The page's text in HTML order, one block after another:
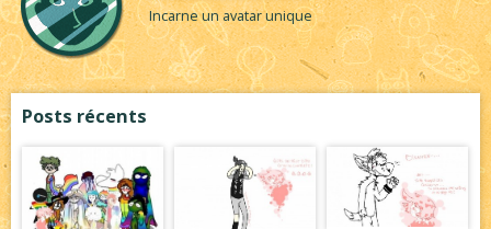
Incarne un avatar unique
Posts récents